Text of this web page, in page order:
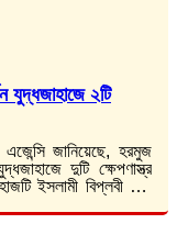
যুদ্ধজাহাজে ২টি
এজেন্সি জানিয়েছে, হরমুজ
দুটি ক্ষেপণাস্ত্র
ইসলামী বিপ্লবী গার্ড